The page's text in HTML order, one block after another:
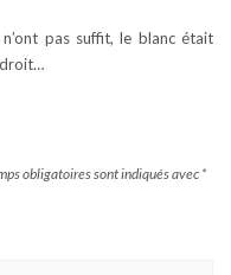
pas suffit, le blanc était
obligatoires sont indiqués avec *